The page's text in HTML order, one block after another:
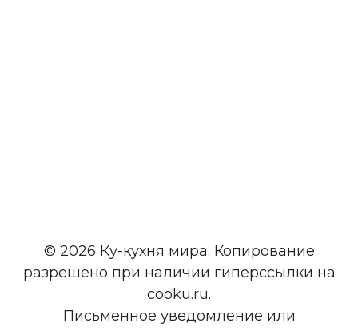
© 2026 Ку-кухня мира. Копирование
разрешено при наличии гиперссылки на
cooku.ru.
Письменное уведомление или